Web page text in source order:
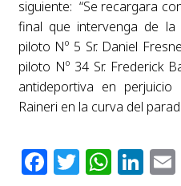
siguiente: “Se recargara
final que intervenga de la
piloto Nº 5 Sr. Daniel
piloto Nº 34 Sr. Frederick
antideportiva en
Raineri en la curva del
Facebook
Twitter